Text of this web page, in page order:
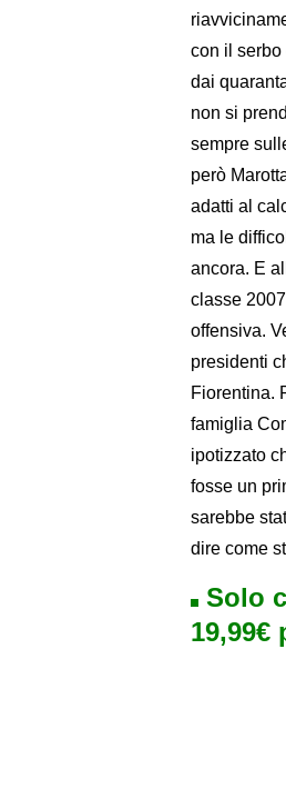
con il serbo
dai
non si
sempre
però
adatti al
ma le
ancora. E
classe
offensiva.
presidenti
Fiorentina.
famiglia
ipotizzato
fosse un
sarebbe
dire come
Solo
19,99€